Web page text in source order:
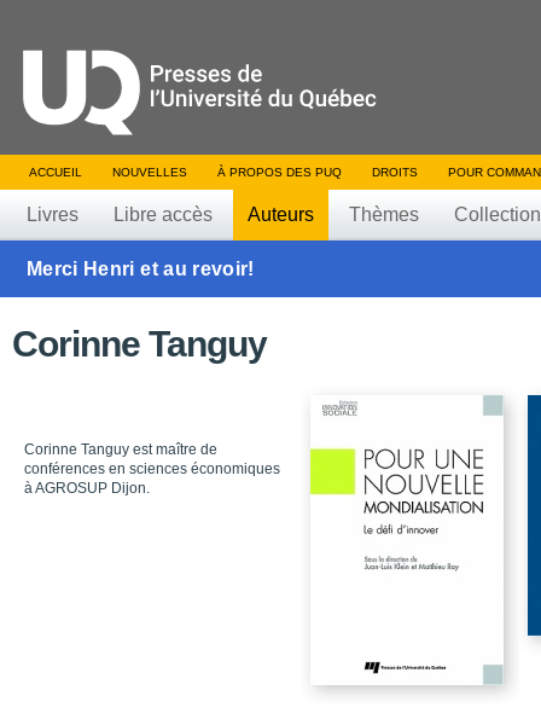
ACCUEIL NOUVELLES À PROPOS DES PUQ DROITS POUR
Livres Libre accès Auteurs Thèmes
Merci Henri et au revoir!
Corinne Tanguy
Corinne Tanguy est maître de
conférences en sciences économiques
à AGROSUP Dijon.